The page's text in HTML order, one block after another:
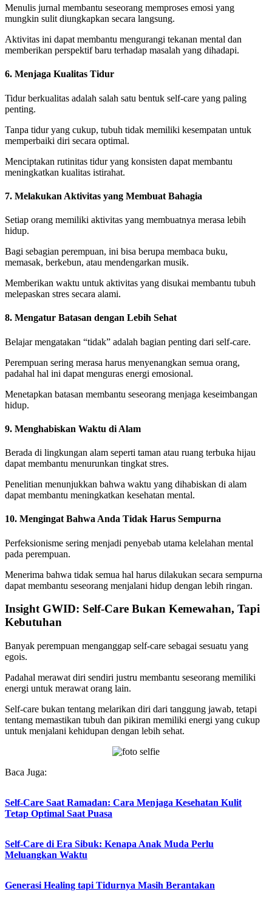
Menulis jurnal membantu seseorang memproses emosi yang
mungkin sulit diungkapkan secara langsung.
Aktivitas ini dapat membantu mengurangi tekanan mental dan
memberikan perspektif baru terhadap masalah yang dihadapi.
6. Menjaga Kualitas Tidur
Tidur berkualitas adalah salah satu bentuk self-care yang paling
penting.
Tanpa tidur yang cukup, tubuh tidak memiliki kesempatan untuk
memperbaiki diri secara optimal.
Menciptakan rutinitas tidur yang konsisten dapat membantu
meningkatkan kualitas istirahat.
7. Melakukan Aktivitas yang Membuat Bahagia
Setiap orang memiliki aktivitas yang membuatnya merasa lebih
hidup.
Bagi sebagian perempuan, ini bisa berupa membaca buku,
memasak, berkebun, atau mendengarkan musik.
Memberikan waktu untuk aktivitas yang disukai membantu tubuh
melepaskan stres secara alami.
8. Mengatur Batasan dengan Lebih Sehat
Belajar mengatakan “tidak” adalah bagian penting dari self-care.
Perempuan sering merasa harus menyenangkan semua orang,
padahal hal ini dapat menguras energi emosional.
Menetapkan batasan membantu seseorang menjaga keseimbangan
hidup.
9. Menghabiskan Waktu di Alam
Berada di lingkungan alam seperti taman atau ruang terbuka hijau
dapat membantu menurunkan tingkat stres.
Penelitian menunjukkan bahwa waktu yang dihabiskan di alam
dapat membantu meningkatkan kesehatan mental.
10. Mengingat Bahwa Anda Tidak Harus Sempurna
Perfeksionisme sering menjadi penyebab utama kelelahan mental
pada perempuan.
Menerima bahwa tidak semua hal harus dilakukan secara sempurna
dapat membantu seseorang menjalani hidup dengan lebih ringan.
Insight GWID: Self-Care Bukan Kemewahan, Tapi
Kebutuhan
Banyak perempuan menganggap self-care sebagai sesuatu yang
egois.
Padahal merawat diri sendiri justru membantu seseorang memiliki
energi untuk merawat orang lain.
Self-care bukan tentang melarikan diri dari tanggung jawab, tetapi
tentang memastikan tubuh dan pikiran memiliki energi yang cukup
untuk menjalani kehidupan dengan lebih sehat.
Baca Juga:
Self-Care Saat Ramadan: Cara Menjaga Kesehatan Kulit
Tetap Optimal Saat Puasa
Self-Care di Era Sibuk: Kenapa Anak Muda Perlu
Meluangkan Waktu
Generasi Healing tapi Tidurnya Masih Berantakan